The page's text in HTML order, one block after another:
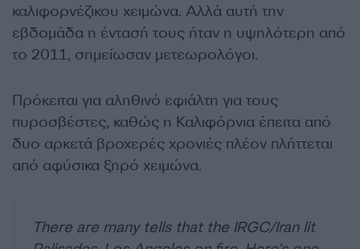
καλιφορνέζικου χειμώνα. Αλλά αυτή την
εβδομάδα η έντασή τους ήταν η υψηλότερη από
το 2011, σημείωσαν μετεωρολόγοι.
Πρόκειται για αληθινό εφιάλτη για τους
πυροσβέστες, καθώς η Καλιφόρνια έπειτα από
δυο αρκετά βροχερές χρονιές πλέον πλήττεται
από αφύσικα ξηρό χειμώνα.
There are many tells that the IRGC/Iran lit